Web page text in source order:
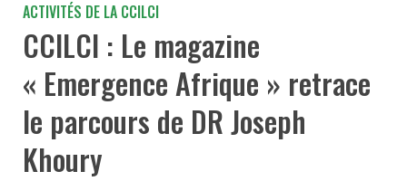
ACTIVITÉS DE LA CCILCI
CCILCI : Le magazine
« Emergence Afrique » retrace
le parcours de DR Joseph
Khoury